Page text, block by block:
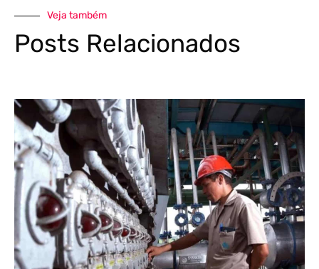
Veja também
Posts Relacionados